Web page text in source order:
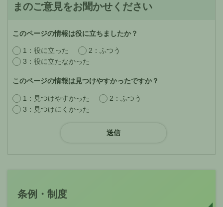
まのご意見をお聞かせください
このページの情報は役に立ちましたか？
1：役に立った
2：ふつう
3：役に立たなかった
このページの情報は見つけやすかったですか？
1：見つけやすかった
2：ふつう
3：見つけにくかった
条例・制度